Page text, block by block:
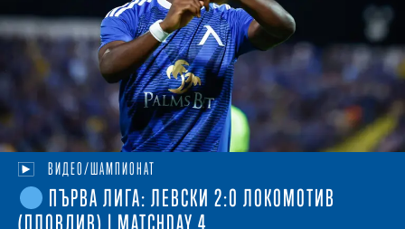
ВИДЕО/ШАМПИОНАТ
ПЪРВА ЛИГА: ЛЕВСКИ 2:0 ЛОКОМОТИВ